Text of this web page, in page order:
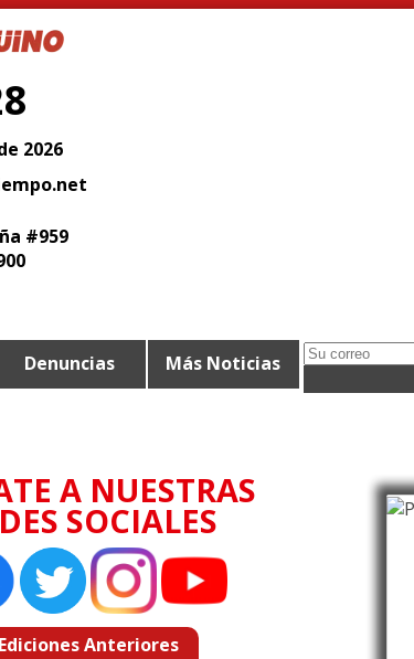
2026
#959
Denuncias Más Noticias
A NUESTRAS
SOCIALES
Ediciones Anteriores